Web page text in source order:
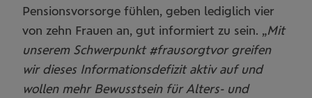
Pensionsvorsorge fühlen, geben lediglich vier
von zehn Frauen an, gut informiert zu sein. „Mit
unserem Schwerpunkt #frausorgtvor greifen
wir dieses Informationsdefizit aktiv auf und
wollen mehr Bewusstsein für Alters- und